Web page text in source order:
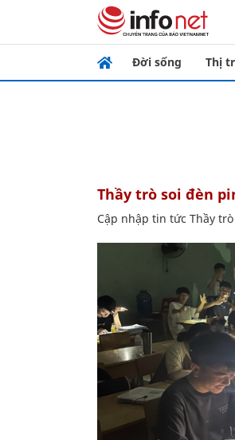
Đời sống Thị
Thầy trò soi đèn
Cập nhập tin tức Thầy